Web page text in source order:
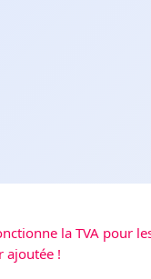
la TVA pour
ajoutée !